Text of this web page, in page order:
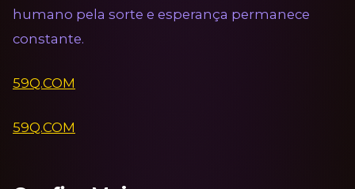
humano pela sorte e esperança permanece
constante.
59Q.COM
59Q.COM